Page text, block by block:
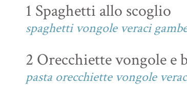
1 Spaghetti allo scoglio
spaghetti vongole veraci
2 Orecchiette vongole e
pasta orecchiette vongole